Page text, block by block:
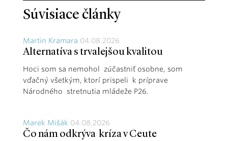
Súvisiace články
Martin Kramara 04.08.2026
Alternatíva s trvalejšou kvalitou
Hoci som sa nemohol zúčastniť osobne, som
vďačný všetkým, ktorí prispeli k príprave
Národného stretnutia mládeže P26.
Marek Mišák 04.08.2026
Čo nám odkrýva kríza v Ceute